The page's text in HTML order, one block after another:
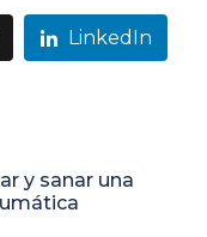
LinkedIn
y sanar una